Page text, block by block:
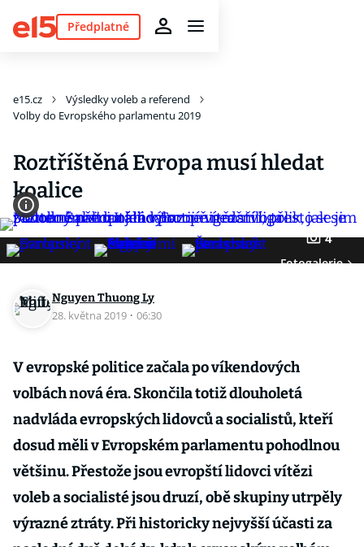
Předplatné
e15.cz
Výsledky voleb a referend
Volby do Evropského parlamentu 2019
Roztříštěná Evropa musí hledat
koalice
4
Fotogalerie
Nguyen Thuong Ly
28. května 2019 · 06:30
V evropské politice začala po víkendových
volbách nová éra. Skončila totiž dlouholetá
nadvláda evropských lidovců a socialistů, kteří
dosud měli v Evropském parlamentu pohodlnou
většinu. Přestože jsou evropští lidovci vítězi
voleb a socialisté jsou druzí, obě skupiny utrpěly
výrazné ztráty. Při historicky nejvyšší účasti za